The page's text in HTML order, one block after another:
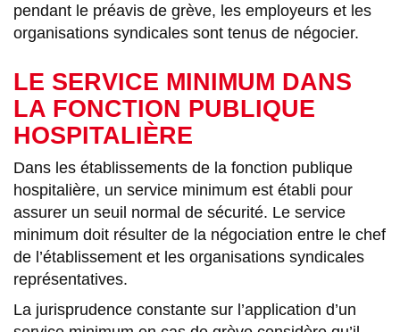
pendant le préavis de grève, les employeurs et les
organisations syndicales sont tenus de négocier.
LE SERVICE MINIMUM DANS
LA FONCTION PUBLIQUE
HOSPITALIÈRE
Dans les établissements de la fonction publique
hospitalière, un service minimum est établi pour
assurer un seuil normal de sécurité. Le service
minimum doit résulter de la négociation entre le chef
de l’établissement et les organisations syndicales
représentatives.
La jurisprudence constante sur l’application d’un